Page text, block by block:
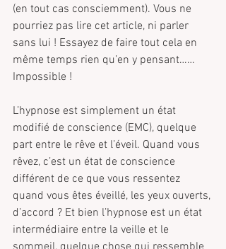
(en tout cas consciemment). Vous ne
pourriez pas lire cet article, ni parler
sans lui ! Essayez de faire tout cela en
même temps rien qu’en y pensant……
Impossible !
L’hypnose est simplement un état
modifié de conscience (EMC), quelque
part entre le rêve et l’éveil. Quand vous
rêvez, c’est un état de conscience
différent de ce que vous ressentez
quand vous êtes éveillé, les yeux ouverts,
d’accord ? Et bien l’hypnose est un état
intermédiaire entre la veille et le